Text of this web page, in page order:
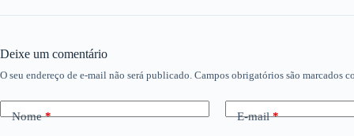
Deixe um comentário
O seu endereço de e-mail não será publicado. Campos obrigatórios são marcados
Nome* E-mail*